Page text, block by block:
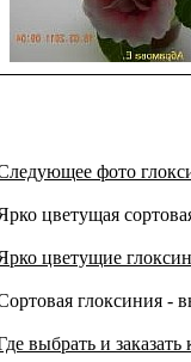
фото
цветущая
цветущие
глоксиния -
выбрать и